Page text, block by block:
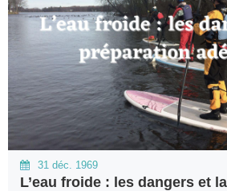
31 déc. 1969
L’eau froide : les dangers et